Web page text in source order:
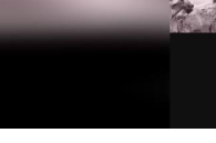
名
Play